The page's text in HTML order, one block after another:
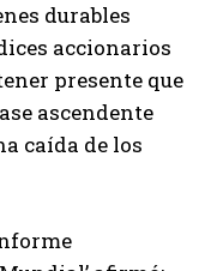
durables
accionarios
presente que
ascendente
caída de los